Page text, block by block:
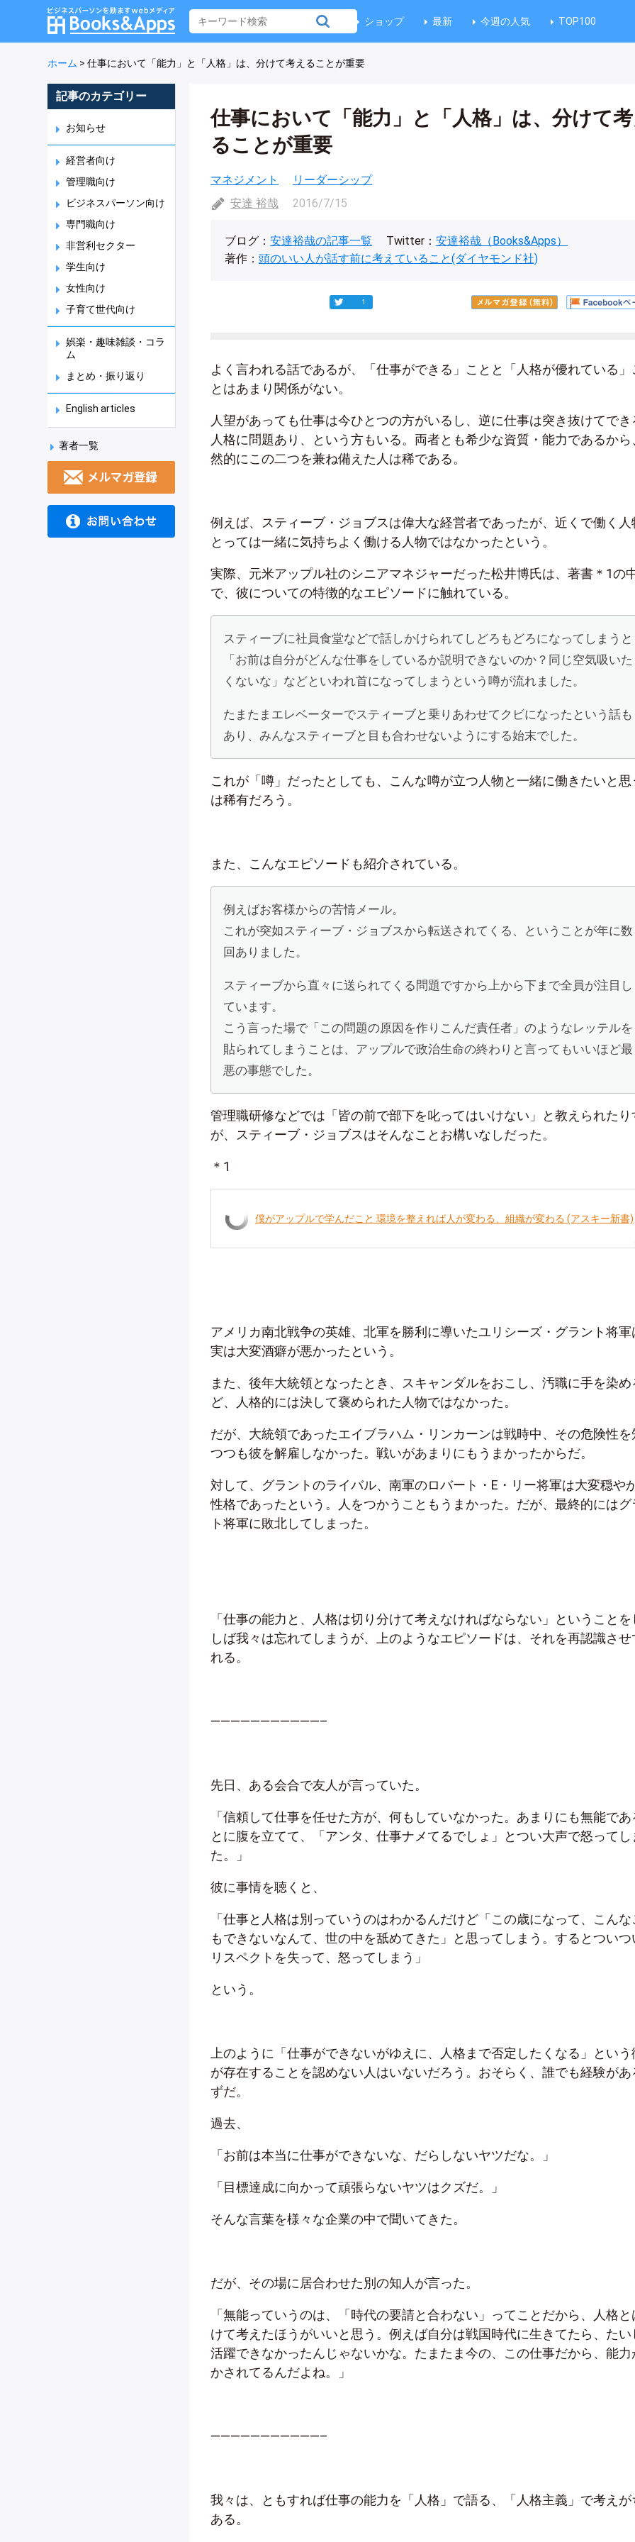
ショップ 最新 今週の人気 TOP100
ホーム > 仕事において「能力」と「人格」は、分けて考えることが重要
記事のカテゴリー
お知らせ
経営者向け
管理職向け
ビジネスパーソン向け
専門職向け
非営利セクター
学生向け
女性向け
子育て世代向け
娯楽・趣味雑談・コラ
ム
まとめ・振り返り
English articles
著者一覧
仕事において「能力」と「人格」は、分けて
ることが重要
マネジメント
リーダーシップ
安達 裕哉
2016/7/15
ブログ： 安達裕哉の記事一覧 Twitter： 安達裕哉（Books&Apps）
著作： 頭のいい人が話す前に考えていること(ダイヤモンド社)
1
よく言われる話であるが、「仕事ができる」ことと「人格が優れている」
とはあまり関係がない。
人望があっても仕事は今ひとつの方がいるし、逆に仕事は突き抜けてでき
人格に問題あり、という方もいる。両者とも希少な資質・能力であるから
然的にこの二つを兼ね備えた人は稀である。
例えば、スティーブ・ジョブスは偉大な経営者であったが、近くで働く人
とっては一緒に気持ちよく働ける人物ではなかったという。
実際、元米アップル社のシニアマネジャーだった松井博氏は、著書＊1の
で、彼についての特徴的なエピソードに触れている。
スティーブに社員食堂などで話しかけられてしどろもどろになってしまうと
「お前は自分がどんな仕事をしているか説明できないのか？同じ空気吸いた
くないな」などといわれ首になってしまうという噂が流れました。
たまたまエレベーターでスティーブと乗りあわせてクビになったという話も
あり、みんなスティーブと目も合わせないようにする始末でした。
これが「噂」だったとしても、こんな噂が立つ人物と一緒に働きたいと思
は稀有だろう。
また、こんなエピソードも紹介されている。
例えばお客様からの苦情メール。
これが突如スティーブ・ジョブスから転送されてくる、ということが年に数
回ありました。
スティーブから直々に送られてくる問題ですから上から下まで全員が注目し
ています。
こう言った場で「この問題の原因を作りこんだ責任者」のようなレッテルを
貼られてしまうことは、アップルで政治生命の終わりと言ってもいいほど最
悪の事態でした。
管理職研修などでは「皆の前で部下を叱ってはいけない」と教えられたり
が、スティーブ・ジョブスはそんなことお構いなしだった。
＊1
僕がアップルで学んだこと 環境を整えれば人が変わる、組織が変わる (アスキー新書)
アメリカ南北戦争の英雄、北軍を勝利に導いたユリシーズ・グラント将軍
実は大変酒癖が悪かったという。
また、後年大統領となったとき、スキャンダルをおこし、汚職に手を染め
ど、人格的には決して褒められた人物ではなかった。
だが、大統領であったエイブラハム・リンカーンは戦時中、その危険性を
つつも彼を解雇しなかった。戦いがあまりにもうまかったからだ。
対して、グラントのライバル、南軍のロバート・E・リー将軍は大変穏や
性格であったという。人をつかうこともうまかった。だが、最終的にはグ
ト将軍に敗北してしまった。
「仕事の能力と、人格は切り分けて考えなければならない」ということを
しば我々は忘れてしまうが、上のようなエピソードは、それを再認識させ
れる。
———————————–
先日、ある会合で友人が言っていた。
「信頼して仕事を任せた方が、何もしていなかった。あまりにも無能であ
とに腹を立てて、「アンタ、仕事ナメてるでしょ」とつい大声で怒ってし
た。」
彼に事情を聴くと、
「仕事と人格は別っていうのはわかるんだけど「この歳になって、こんな
もできないなんて、世の中を舐めてきた」と思ってしまう。するとついつ
リスペクトを失って、怒ってしまう」
という。
上のように「仕事ができないがゆえに、人格まで否定したくなる」という
が存在することを認めない人はいないだろう。おそらく、誰でも経験があ
ずだ。
過去、
「お前は本当に仕事ができないな、だらしないヤツだな。」
「目標達成に向かって頑張らないヤツはクズだ。」
そんな言葉を様々な企業の中で聞いてきた。
だが、その場に居合わせた別の知人が言った。
「無能っていうのは、「時代の要請と合わない」ってことだから、人格と
けて考えたほうがいいと思う。例えば自分は戦国時代に生きてたら、たい
活躍できなかったんじゃないかな。たまたま今の、この仕事だから、能力
かされてるんだよね。」
———————————–
我々は、ともすれば仕事の能力を「人格」で語る、「人格主義」で考えが
ある。